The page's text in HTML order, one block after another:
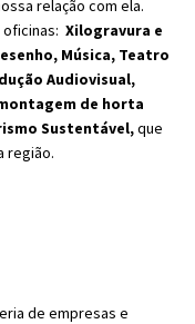
relação com ela.
Xilogravura e
Música, Teatro
Audiovisual,
de horta
Sustentável,que
região.
de empresas e